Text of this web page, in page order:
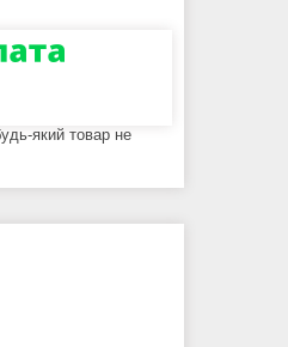
який товар не